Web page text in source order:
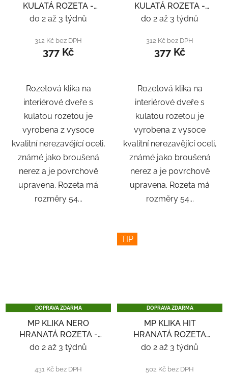
KULATÁ ROZETA -
NEREZ
do 2 až 3 týdnů
312 Kč bez DPH
377 Kč
Rozetová klika na
interiérové ​​dveře s
kulatou rozetou je
vyrobena z vysoce
kvalitní nerezavějící oceli,
známé jako broušená
nerez a je povrchově
upravena. Rozeta má
rozměry 54...
KULATÁ ROZETA -
NEREZ
do 2 až 3 týdnů
312 Kč bez DPH
377 Kč
Rozetová klika na
interiérové ​​dveře s
kulatou rozetou je
vyrobena z vysoce
kvalitní nerezavějící oceli,
známé jako broušená
nerez a je povrchově
upravena. Rozeta má
rozměry 54...
DOPRAVA ZDARMA
MP KLIKA NERO
HRANATÁ ROZETA -
NEREZ
do 2 až 3 týdnů
431 Kč bez DPH
TIP
DOPRAVA ZDARMA
MP KLIKA HIT
HRANATÁ ROZETA
SQ6 - ČERNÁ
do 2 až 3 týdnů
502 Kč bez DPH